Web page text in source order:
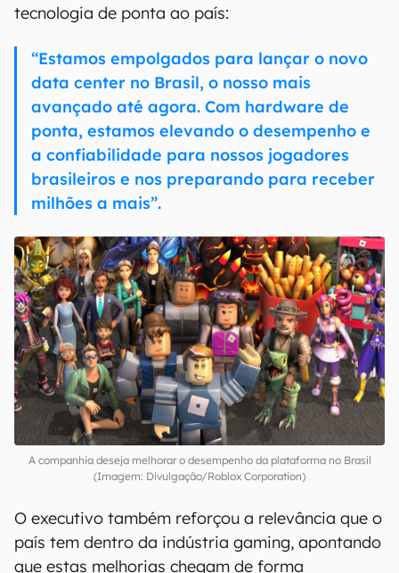
tecnologia de ponta ao país:
“Estamos empolgados para lançar o novo
data center no Brasil, o nosso mais
avançado até agora. Com hardware de
ponta, estamos elevando o desempenho e
a confiabilidade para nossos jogadores
brasileiros e nos preparando para receber
milhões a mais”.
A companhia deseja melhorar o desempenho da plataforma no Brasil
(Imagem: Divulgação/Roblox Corporation)
O executivo também reforçou a relevância que o
país tem dentro da indústria gaming, apontando
que estas melhorias chegam de forma